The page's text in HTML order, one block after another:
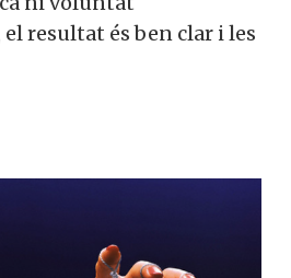
resultat és ben clar i les